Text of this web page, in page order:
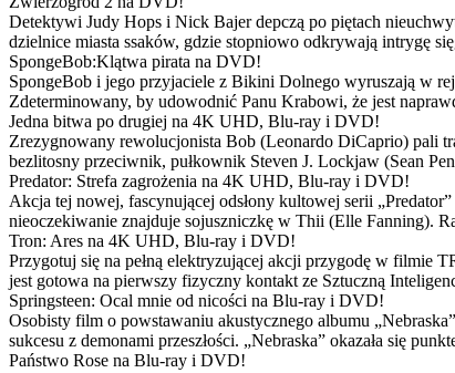
Detektywi Judy Hops i Nick Bajer depczą po piętach
dzielnice miasta ssaków, gdzie stopniowo odkrywają intrygę
SpongeBob:Klątwa pirata na DVD!
SpongeBob i jego przyjaciele z Bikini Dolnego wyruszają w
Zdeterminowany, by udowodnić Panu Krabowi, że jest
Jedna bitwa po drugiej na 4K UHD, Blu-ray i DVD!
Zrezygnowany rewolucjonista Bob (Leonardo DiCaprio) pali
bezlitosny przeciwnik, pułkownik Steven J. Lockjaw (Sean
Predator: Strefa zagrożenia na 4K UHD, Blu-ray i DVD!
Akcja tej nowej, fascynującej odsłony kultowej serii
nieoczekiwanie znajduje sojuszniczkę w Thii (Elle Fanning).
Tron: Ares na 4K UHD, Blu-ray i DVD!
Przygotuj się na pełną elektryzującej akcji przygodę w filmie
jest gotowa na pierwszy fizyczny kontakt ze Sztuczną
Springsteen: Ocal mnie od nicości na Blu-ray i DVD!
Osobisty film o powstawaniu akustycznego albumu
sukcesu z demonami przeszłości. „Nebraska” okazała się
Państwo Rose na Blu-ray i DVD!